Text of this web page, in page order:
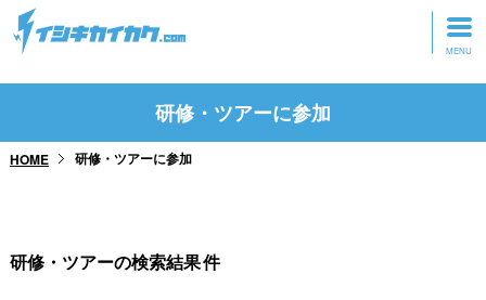
トップページ
研修・ツアーに参加
研修・ツアーに参加
HOME 研修・ツアーに参加
研修・ツアーの検索結果件